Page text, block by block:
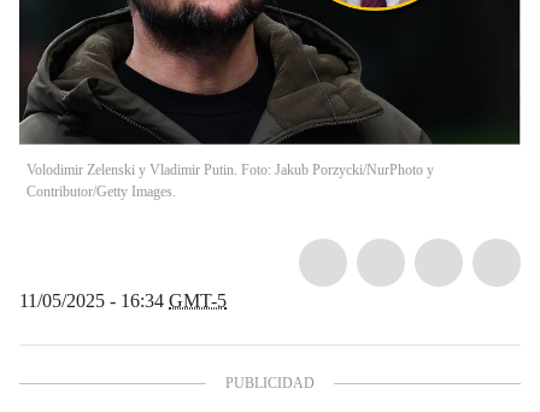
Volodimir Zelenski y Vladimir Putin. Foto: Jakub Porzycki/NurPhoto y
Contributor/Getty Images.
11/05/2025 - 16:34 GMT-5